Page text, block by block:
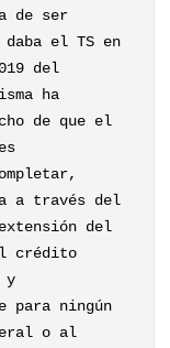
de ser
el TS en
del
ha
de que el
a través del
del
crédito
y
para ningún
o al